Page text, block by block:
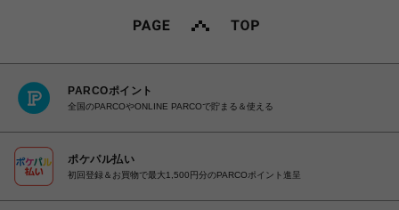
PARCOポイント
全国のPARCOやONLINE PARCOで貯まる＆使える
ポケパル払い
初回登録＆お買物で最大1,500円分のPARCOポイント進呈